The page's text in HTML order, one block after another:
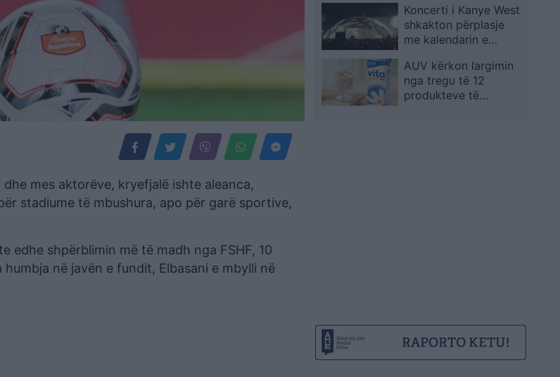
mes aktorëve, kryefjalë ishte aleanca,
stadiume të mbushura, apo për garë sportive,
edhe shpërblimin më të madh nga FSHF, 10
në javën e fundit, Elbasani e mbylli në
shkolla, i mituri
shpëton mrekullisht
Koncerti i Kanye West
shkakton përplasje
me kalendarin e
Kazakistan
AUV kërkon largimin
nga tregu të 12
produkteve të